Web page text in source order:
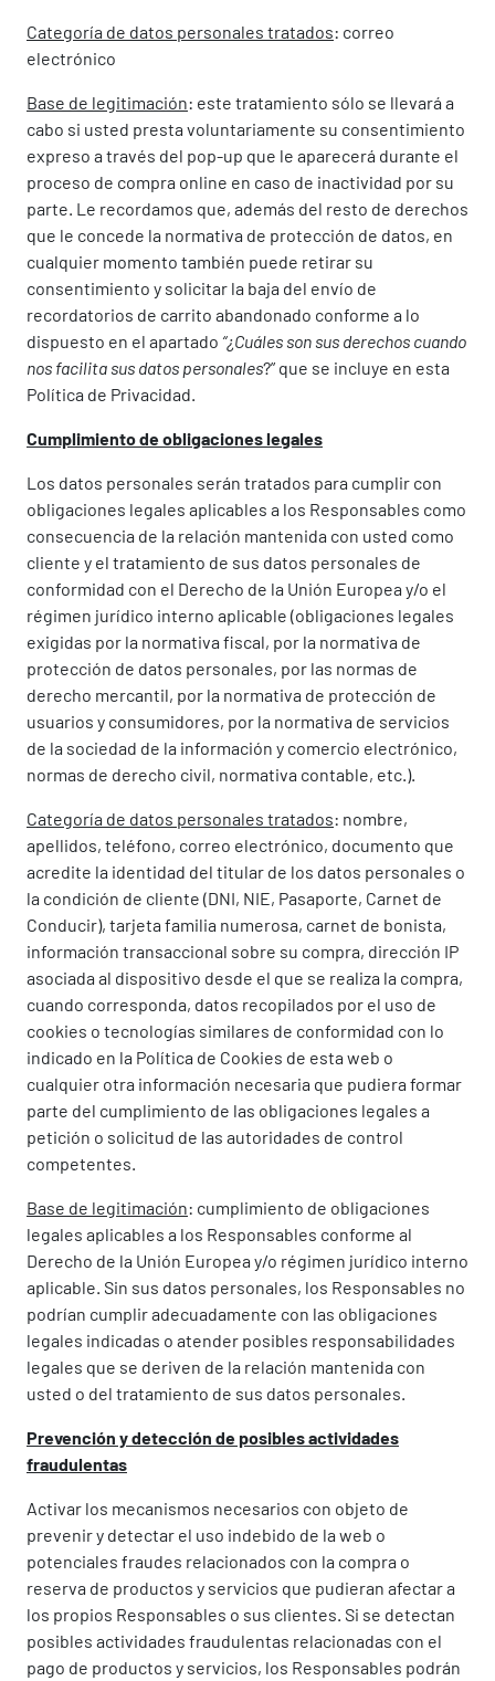
Categoría de datos personales tratados: correo
electrónico
Base de legitimación: este tratamiento sólo se llevará a
cabo si usted presta voluntariamente su consentimiento
expreso a través del pop-up que le aparecerá durante el
proceso de compra online en caso de inactividad por su
parte. Le recordamos que, además del resto de derechos
que le concede la normativa de protección de datos, en
cualquier momento también puede retirar su
consentimiento y solicitar la baja del envío de
recordatorios de carrito abandonado conforme a lo
dispuesto en el apartado “¿Cuáles son sus derechos cuando
nos facilita sus datos personales?” que se incluye en esta
Política de Privacidad.
Cumplimiento de obligaciones legales
Los datos personales serán tratados para cumplir con
obligaciones legales aplicables a los Responsables como
consecuencia de la relación mantenida con usted como
cliente y el tratamiento de sus datos personales de
conformidad con el Derecho de la Unión Europea y/o el
régimen jurídico interno aplicable (obligaciones legales
exigidas por la normativa fiscal, por la normativa de
protección de datos personales, por las normas de
derecho mercantil, por la normativa de protección de
usuarios y consumidores, por la normativa de servicios
de la sociedad de la información y comercio electrónico,
normas de derecho civil, normativa contable, etc.).
Categoría de datos personales tratados: nombre,
apellidos, teléfono, correo electrónico, documento que
acredite la identidad del titular de los datos personales o
la condición de cliente (DNI, NIE, Pasaporte, Carnet de
Conducir), tarjeta familia numerosa, carnet de bonista,
información transaccional sobre su compra, dirección IP
asociada al dispositivo desde el que se realiza la compra,
cuando corresponda, datos recopilados por el uso de
cookies o tecnologías similares de conformidad con lo
indicado en la Política de Cookies de esta web o
cualquier otra información necesaria que pudiera formar
parte del cumplimiento de las obligaciones legales a
petición o solicitud de las autoridades de control
competentes.
Base de legitimación: cumplimiento de obligaciones
legales aplicables a los Responsables conforme al
Derecho de la Unión Europea y/o régimen jurídico interno
aplicable. Sin sus datos personales, los Responsables no
podrían cumplir adecuadamente con las obligaciones
legales indicadas o atender posibles responsabilidades
legales que se deriven de la relación mantenida con
usted o del tratamiento de sus datos personales.
Prevención y detección de posibles actividades
fraudulentas
Activar los mecanismos necesarios con objeto de
prevenir y detectar el uso indebido de la web o
potenciales fraudes relacionados con la compra o
reserva de productos y servicios que pudieran afectar a
los propios Responsables o sus clientes. Si se detectan
posibles actividades fraudulentas relacionadas con el
pago de productos y servicios, los Responsables podrán